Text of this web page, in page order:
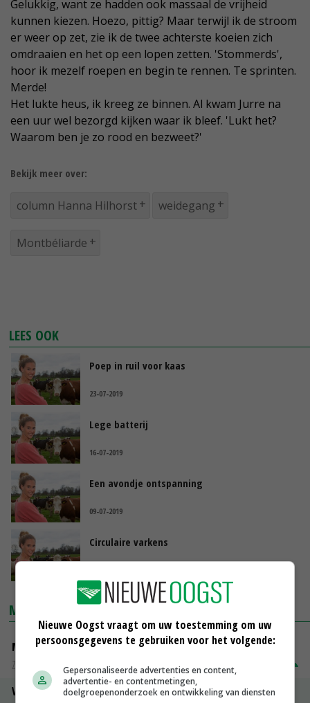
Gelukkig, want ze hadden ook massaal de vrijheid
kunnen kiezen. Hoezo, pittig? Maar terwijl ik de stroom
er weer op zet, zie ik de twee achterste koeien zich
omdraaien en het op een lopen zetten. 'Stommerds',
hoor ik mezelf roepen en begin te rennen. Te sprinten.
Merde!
Het lukte heus, ik kreeg ze binnen. Al kwam Jurre na
een uur wel bezorgd kijken waar ik bleef. 'Lukt het?
Waarom ben je zo rood en bezweet?'
Bekijk meer over:
column Hanna Hilhorst weidegang
Montbéliarde
LEES OOK
Poep in ruil voor kaas
23-07-2019
Lege batterij
16-07-2019
Een avondje ontspanning
09-07-2019
Circulaire varkens
MARKTPRIJZEN
Magere melkpoeder
Zuivel NL
€ 269,00
Vleeskuikens 2001-2600 gr
Nieuwe Oogst vraagt om uw toestemming om uw
persoonsgegevens te gebruiken voor het volgende:
Gepersonaliseerde advertenties en content,
advertentie- en contentmetingen,
doelgroepenonderzoek en ontwikkeling van diensten